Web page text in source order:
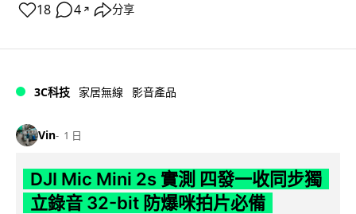
18 4 ↗ 分享
3C科技 家居無線 影音產品
Vin 1 日
DJI Mic Mini 2s 實測 四發一收同步獨
立錄音 32-bit 防爆咪拍片必備